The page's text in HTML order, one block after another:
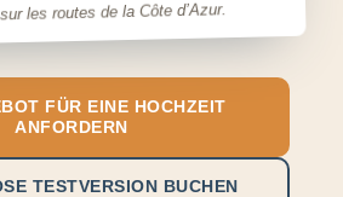
les routes de la Côte d’Azur.
FÜR EINE HOCHZEIT
ANFORDERN
TESTVERSION BUCHEN